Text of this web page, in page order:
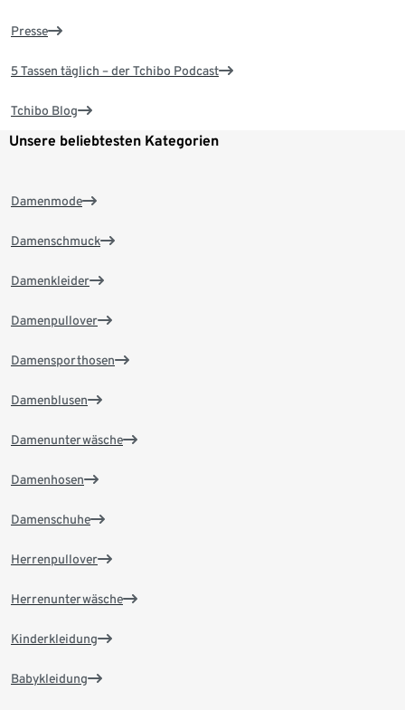
Presse
5 Tassen täglich – der Tchibo Podcast
Tchibo Blog
Unsere beliebtesten Kategorien
Damenmode
Damenschmuck
Damenkleider
Damenpullover
Damensporthosen
Damenblusen
Damenunterwäsche
Damenhosen
Damenschuhe
Herrenpullover
Herrenunterwäsche
Kinderkleidung
Babykleidung